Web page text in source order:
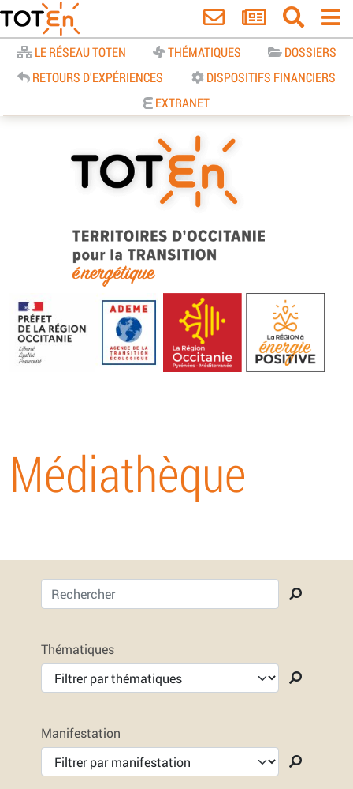
LE RÉSEAU TOTEN THÉMATIQUES
DOSSIERS
RETOURS D'EXPÉRIENCES
DISPOSITIFS FINANCIERS
EXTRANET
TOTEn Occitanie | Territoires
d’Occitanie pour la Transition
Energétique
Médiathèque
Thématiques
Manifestation